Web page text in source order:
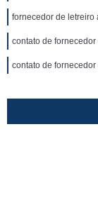
fornecedor de letreiro
contato de
contato de